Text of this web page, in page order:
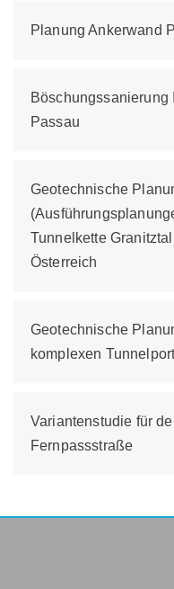
Planung Ankerwand
Böschungssanierung
Passau
Geotechnische
Tunnelkette
Österreich
Geotechnische
komplexen
Variantenstudie für
Fernpassstraße